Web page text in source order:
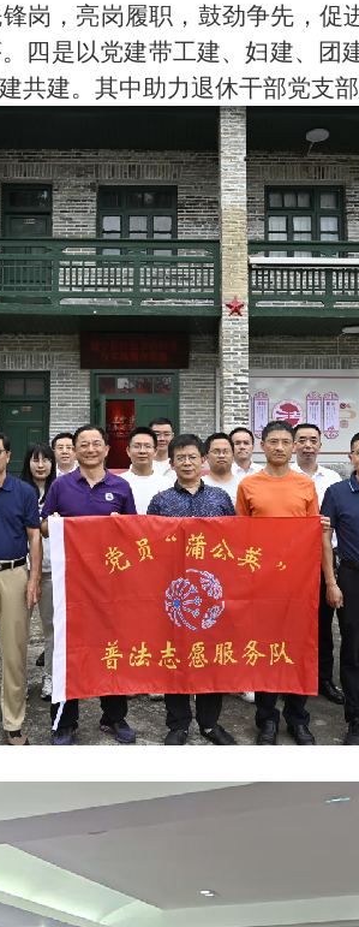
岗，亮岗履职，鼓劲争先，
四是以党建带工建、妇建、团
共建。其中助力退休干部党支